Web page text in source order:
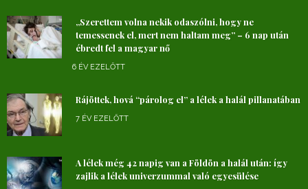
„Szerettem volna nekik odaszólni, hogy ne
temessenek el, mert nem haltam meg” – 6 nap után
ébredt fel a magyar nő
6 ÉV EZELŐTT
Rájöttek, hová “párolog el” a lélek a halál pillanatában
7 ÉV EZELŐTT
A lélek még 42 napig van a Földön a halál után: így
zajlik a lélek univerzummal való egyesülése